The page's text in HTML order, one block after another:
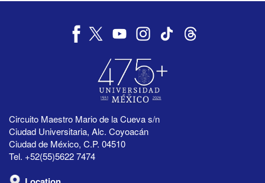
Circuito Maestro Mario de la Cueva s/n
Ciudad Universitaria, Alc. Coyoacán
Ciudad de México, C.P. 04510
Tel. +52(55)5622 7474